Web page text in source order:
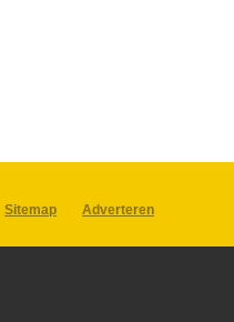
Sitemap
Adverteren